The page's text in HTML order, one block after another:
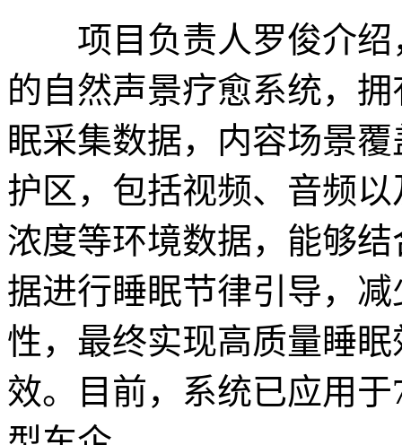
项目负责人罗俊介绍
的自然声景疗愈系统，
眠采集数据，内容场景
护区，包括视频、音频
浓度等环境数据，能够
据进行睡眠节律引导，
性，最终实现高质量睡
效。目前，系统已应用